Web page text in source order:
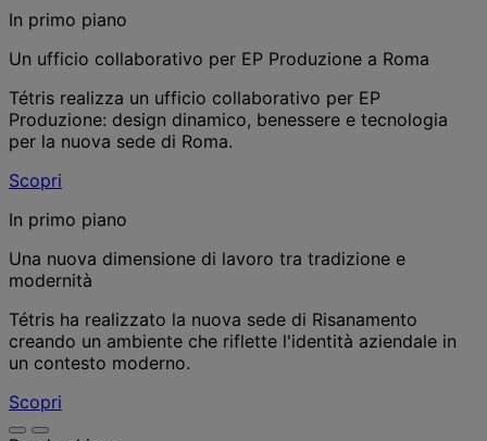
In primo piano
Un ufficio collaborativo per EP Produzione a Roma
Tétris realizza un ufficio collaborativo per EP
Produzione: design dinamico, benessere e tecnologia
per la nuova sede di Roma.
Scopri
In primo piano
Una nuova dimensione di lavoro tra tradizione e
modernità
Tétris ha realizzato la nuova sede di Risanamento
creando un ambiente che riflette l'identità aziendale in
un contesto moderno.
Scopri